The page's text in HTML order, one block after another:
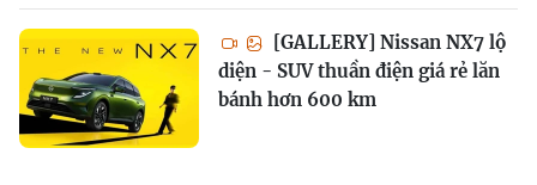
[GALLERY] Nissan NX7 lộ
diện - SUV thuần điện giá rẻ lăn
bánh hơn 600 km